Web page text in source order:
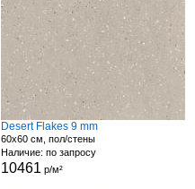
Desert Flakes 9 mm
60x60 см, пол/стены
Наличие: по запросу
10461 р/м²